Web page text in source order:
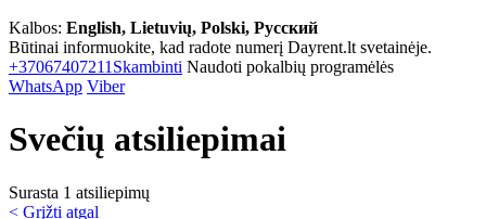
Kalbos: English, Lietuvių, Polski, Русский
Būtinai informuokite, kad radote numerį Dayrent.lt svetainėje.
+37067407211 Skambinti Naudoti pokalbių programėlės
WhatsApp Viber
Svečių atsiliepimai
Surasta 1 atsiliepimų
< Grįžti atgal